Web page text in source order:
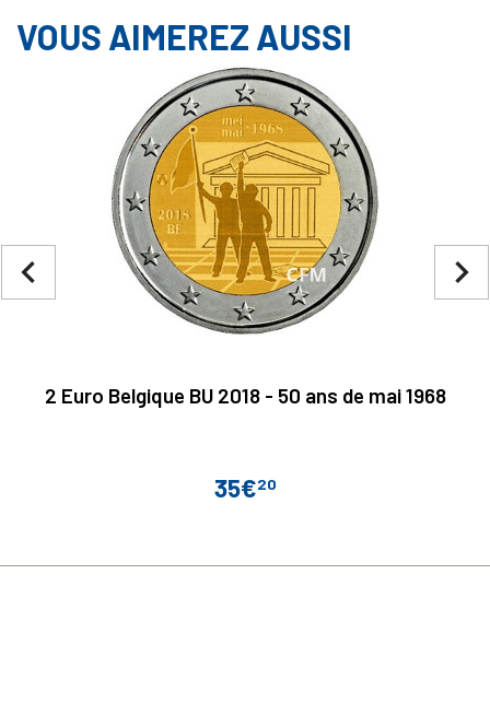
VOUS AIMEREZ AUSSI
2 Euro Belgique BU 2018 - 50 ans de mai 1968
Prix
35€20
navigate_next
navigate_before